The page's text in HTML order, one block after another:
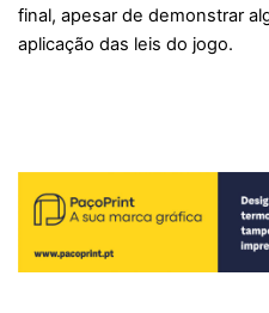
final, apesar de demonstrar
aplicação das leis do jogo.